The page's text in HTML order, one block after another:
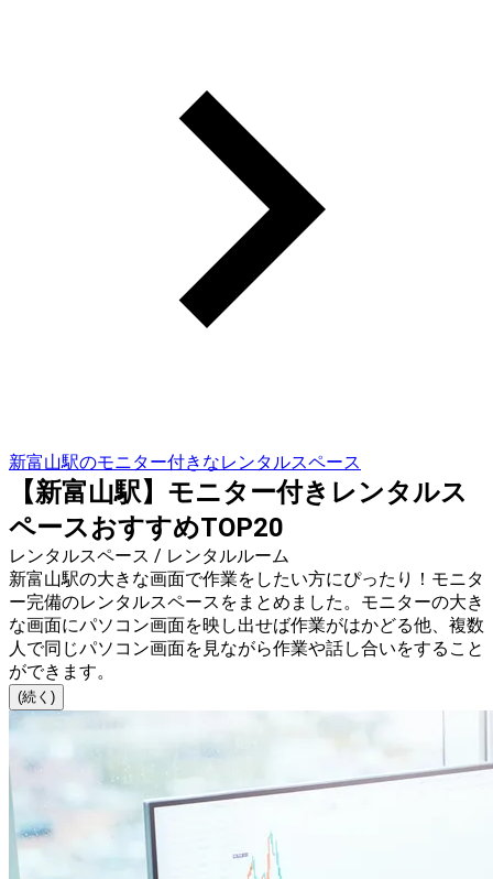
新富山駅のモニター付きなレンタルスペース
【新富山駅】モニター付きレンタルス
ペースおすすめTOP20
レンタルスペース / レンタルルーム
新富山駅の大きな画面で作業をしたい方にぴったり！モニタ
ー完備のレンタルスペースをまとめました。モニターの大き
な画面にパソコン画面を映し出せば作業がはかどる他、複数
人で同じパソコン画面を見ながら作業や話し合いをすること
ができます。
(続く)